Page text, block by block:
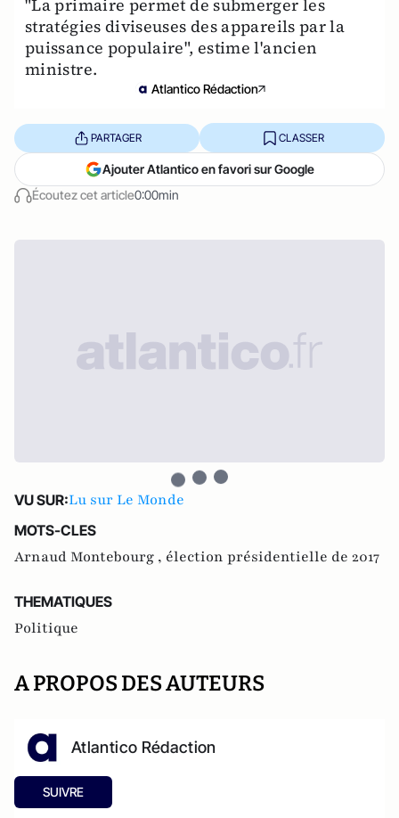
"La primaire permet de submerger les
stratégies diviseuses des appareils par la
puissance populaire", estime l'ancien
ministre.
Atlantico Rédaction
Écoutez cet article0:00min
PARTAGER CLASSER
Ajouter Atlantico en favori sur Google
VU SUR:Lu sur Le Monde
MOTS-CLES
Arnaud Montebourg , élection présidentielle de 2017
THEMATIQUES
Politique
A PROPOS DES AUTEURS
Atlantico Rédaction
SUIVRE